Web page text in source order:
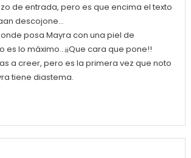
de entrada, pero es que encima el texto
descojone…
posa Mayra con una piel de
es lo máximo…¡¡Que cara que pone!!
a creer, pero es la primera vez que noto
tiene diastema.